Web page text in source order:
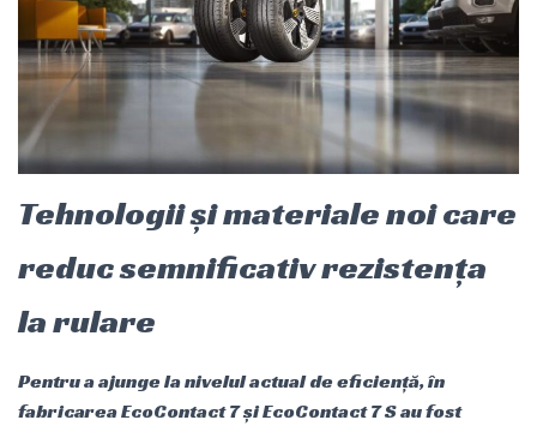
Tehnologii și materiale noi care
reduc semnificativ rezistența
la rulare
Pentru a ajunge la nivelul actual de eficiență, în
fabricarea EcoContact 7 și EcoContact 7 S au fost